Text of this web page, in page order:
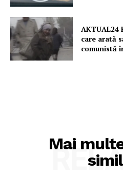
AKTUAL24
care arată
comunistă
Mai